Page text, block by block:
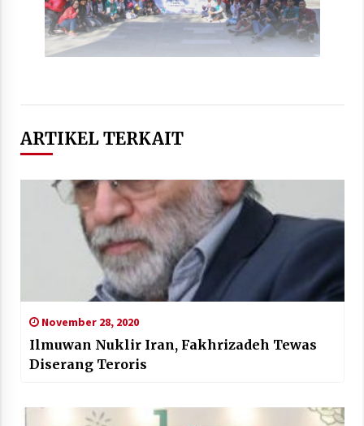
ARTIKEL TERKAIT
November 28, 2020
Ilmuwan Nuklir Iran, Fakhrizadeh Tewas
Diserang Teroris